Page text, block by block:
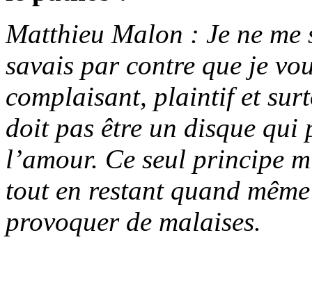
Matthieu Malon : Je ne
savais par contre que je
complaisant, plaintif et
doit pas être un disque qui
l’amour. Ce seul principe
tout en restant quand
provoquer de malaises.